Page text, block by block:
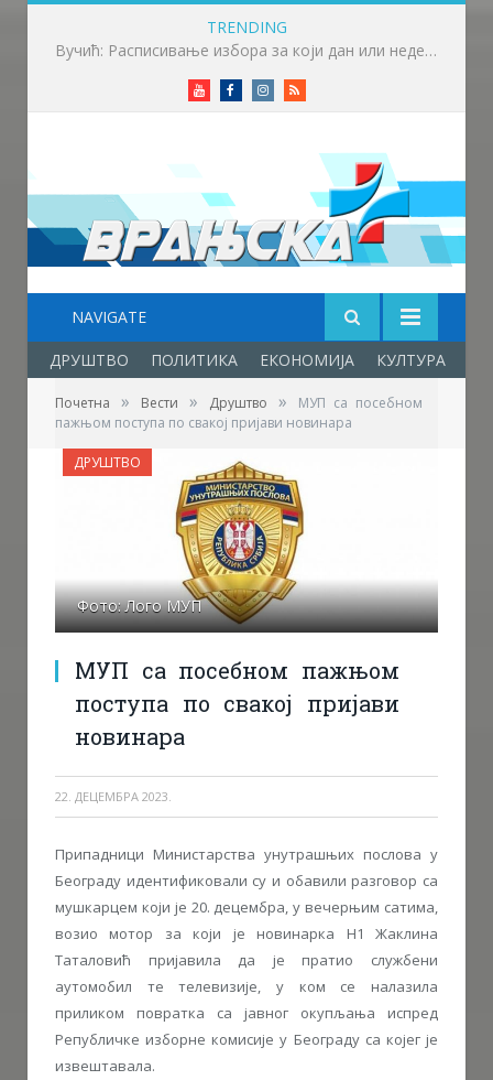
TRENDING
Вучић: Расписивање избора за који дан или недељу
YoutubeFacebookInstagram
RSS
NAVIGATE
ДРУШТВО ПОЛИТИКА ЕКОНОМИЈА КУЛТУРА
Почетна » Вести » Друштво »
МУП са посебном
пажњом поступа по свакој пријави новинара
Фото: Лого МУП
МУП са посебном пажњом
поступа по свакој пријави
новинара
22. ДЕЦЕМБРА 2023.
ДРУШТВО
Припадници Министарства унутрашњих послова у
Београду идентификовали су и обавили разговор са
мушкарцем који је 20. децембра, у вечерњим сатима,
возио мотор за који је новинарка Н1 Жаклина
Таталовић пријавила да је пратио службени
аутомобил те телевизије, у ком се налазила
приликом повратка са јавног окупљања испред
Републичке изборне комисије у Београду са којег је
извештавала.